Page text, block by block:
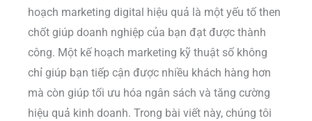
hoạch marketing digital hiệu quả là một yếu tố then
chốt giúp doanh nghiệp của bạn đạt được thành
công. Một kế hoạch marketing kỹ thuật số không
chỉ giúp bạn tiếp cận được nhiều khách hàng hơn
mà còn giúp tối ưu hóa ngân sách và tăng cường
hiệu quả kinh doanh. Trong bài viết này, chúng tôi